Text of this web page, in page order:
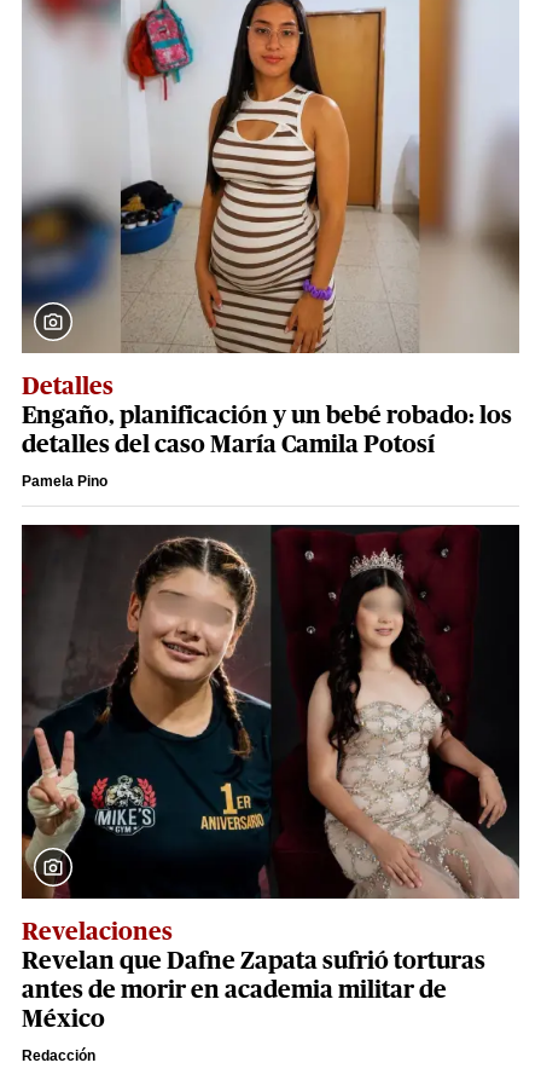
Detalles
Engaño, planificación y un bebé robado: los
detalles del caso María Camila Potosí
Pamela Pino
Revelaciones
Revelan que Dafne Zapata sufrió torturas
antes de morir en academia militar de
México
Redacción